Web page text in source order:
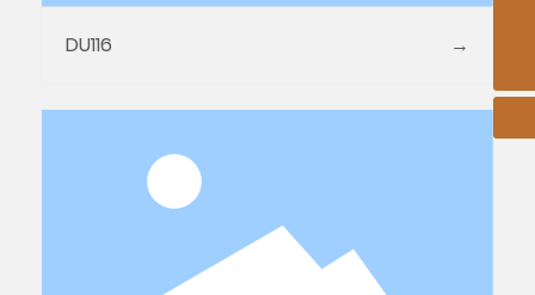
DU116 →
jyduda@jysuda.com